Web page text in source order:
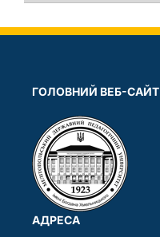
ГОЛОВНИЙ ВЕБ-САЙТ
АДРЕСА